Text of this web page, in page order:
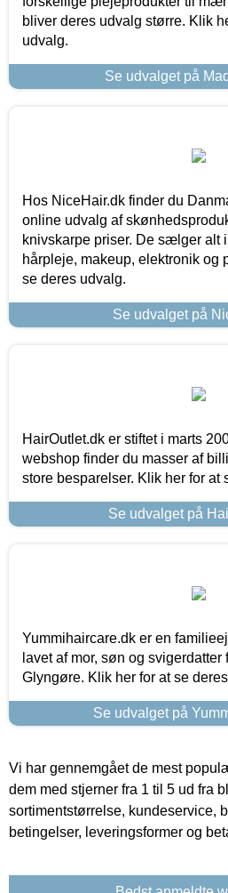
bliver deres udvalg større. Klik
udvalg.
Se udvalget på
Hos NiceHair.dk finder du
online udvalg af
knivskarpe priser. De sælger alt
hårpleje, makeup, elektronik og
se deres udvalg.
Se udvalget på
HairOutlet.dk er stiftet i marts
webshop finder du masser af
store besparelser. Klik her for at
Se udvalget på
Yummihaircare.dk er en
lavet af mor, søn og
Glyngøre. Klik her for at se
Se udvalget på
Vi har gennemgået de mest
dem med stjerner fra 1 til 5 ud fra
sortimentstørrelse, kundeservice,
betingelser, leveringsformer og